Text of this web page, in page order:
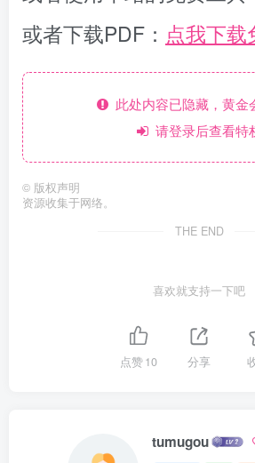
或者下载PDF： 点我下载
此处内容已隐藏，黄金
请登录后查看特
© 版权声明
资源收集于网络。
THE END
喜欢就支持一下吧
点赞10 分享
tumugou